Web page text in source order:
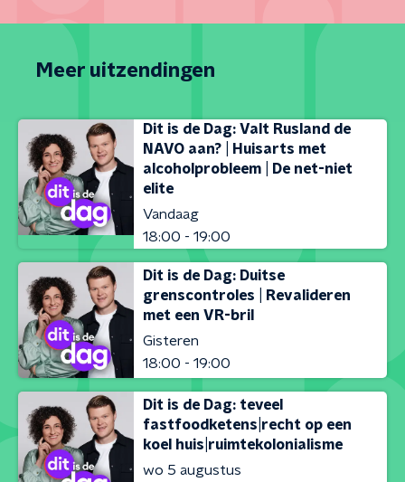
Meer uitzendingen
Dit is de Dag: Valt Rusland de
NAVO aan? | Huisarts met
alcoholprobleem | De net-niet
elite
Vandaag
18:00 - 19:00
Dit is de Dag: Duitse
grenscontroles | Revalideren
met een VR-bril
Gisteren
18:00 - 19:00
Dit is de Dag: teveel
fastfoodketens|recht op een
koel huis|ruimtekolonialisme
wo 5 augustus